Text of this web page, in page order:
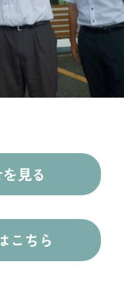
見る
こちら